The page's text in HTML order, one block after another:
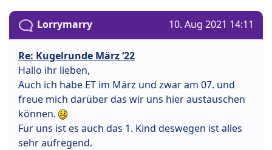
Lorrymarry 10. Aug 2021 14:11
Re: Kugelrunde März ‘22
Hallo ihr lieben,
Auch ich habe ET im März und zwar am 07. und
freue mich darüber das wir uns hier austauschen
können.
Für uns ist es auch das 1. Kind deswegen ist alles
sehr aufregend.